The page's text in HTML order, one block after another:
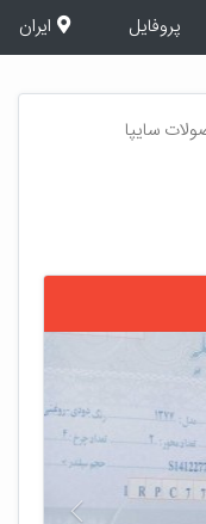
پروفایل ایران
سایپا